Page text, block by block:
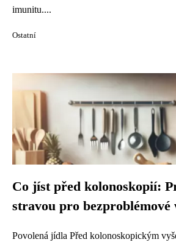
imunitu....
Ostatní
Co jíst před kolonoskopií:
stravou pro bezproblémové
Povolená jídla Před kolonoskopickým